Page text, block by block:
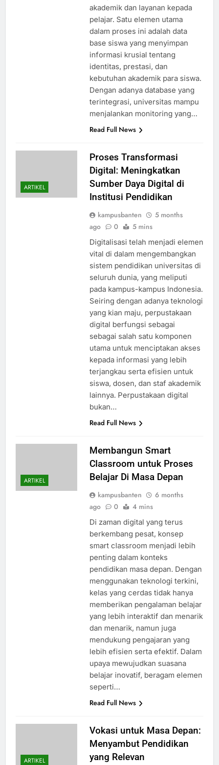
akademik dan layanan kepada
pelajar. Satu elemen utama
dalam proses ini adalah data
base siswa yang menyimpan
informasi krusial tentang
identitas, prestasi, dan
kebutuhan akademik para siswa.
Dengan adanya database yang
terintegrasi, universitas mampu
menjalankan monitoring yang…
Read Full News
ARTIKEL
Proses Transformasi
Digital: Meningkatkan
Sumber Daya Digital di
Institusi Pendidikan
kampusbanten
5 months
ago
0 5 mins
Digitalisasi telah menjadi elemen
vital di dalam mengembangkan
sistem pendidikan universitas di
seluruh dunia, yang meliputi
pada kampus-kampus Indonesia.
Seiring dengan adanya teknologi
yang kian maju, perpustakaan
digital berfungsi sebagai
sebagai salah satu komponen
utama untuk menciptakan akses
kepada informasi yang lebih
terjangkau serta efisien untuk
siswa, dosen, dan staf akademik
lainnya. Perpustakaan digital
bukan…
Read Full News
ARTIKEL
Membangun Smart
Classroom untuk Proses
Belajar Di Masa Depan
kampusbanten
6 months
ago
0 4 mins
Di zaman digital yang terus
berkembang pesat, konsep
smart classroom menjadi lebih
penting dalam konteks
pendidikan masa depan. Dengan
menggunakan teknologi terkini,
kelas yang cerdas tidak hanya
memberikan pengalaman belajar
yang lebih interaktif dan menarik
dan menarik, namun juga
mendukung pengajaran yang
lebih efisien serta efektif. Dalam
upaya mewujudkan suasana
belajar inovatif, beragam elemen
seperti…
Read Full News
ARTIKEL
Vokasi untuk Masa Depan:
Menyambut Pendidikan
yang Relevan